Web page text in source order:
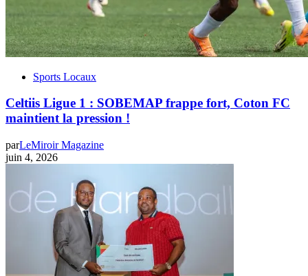
Sports Locaux
Celtiis Ligue 1 : SOBEMAP frappe fort, Coton FC
maintient la pression !
parLeMiroir Magazine
juin 4, 2026